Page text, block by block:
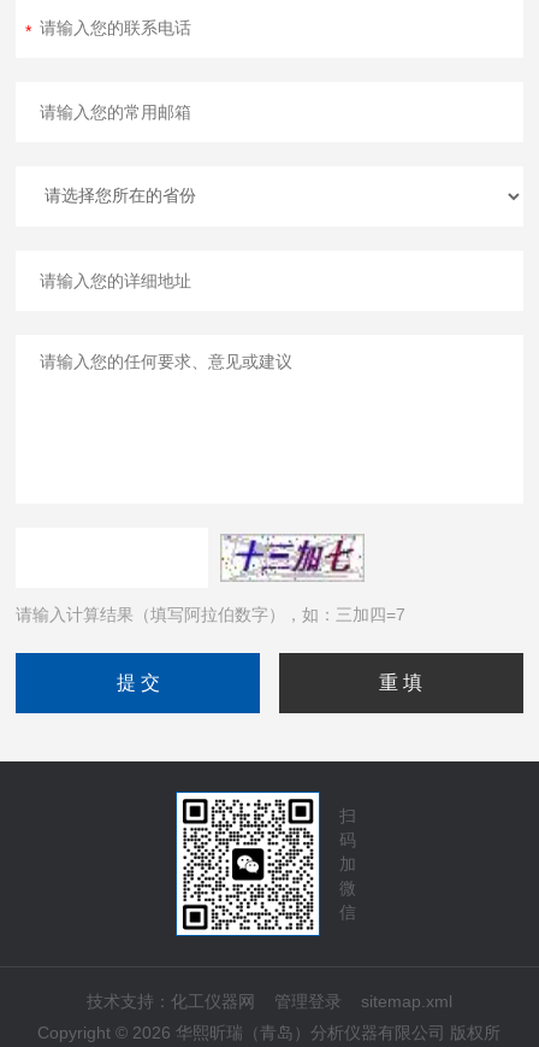
请输入计算结果（填写阿拉伯数字），如：三加四=7
扫
码
加
微
信
技术支持： 化工仪器网 管理登录
sitemap.xml
Copyright © 2026 华熙昕瑞（青岛）分析仪器有限公司 版权所